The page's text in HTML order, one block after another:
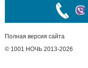
Полная версия сайта
© 1001 НОЧЬ 2013-2026